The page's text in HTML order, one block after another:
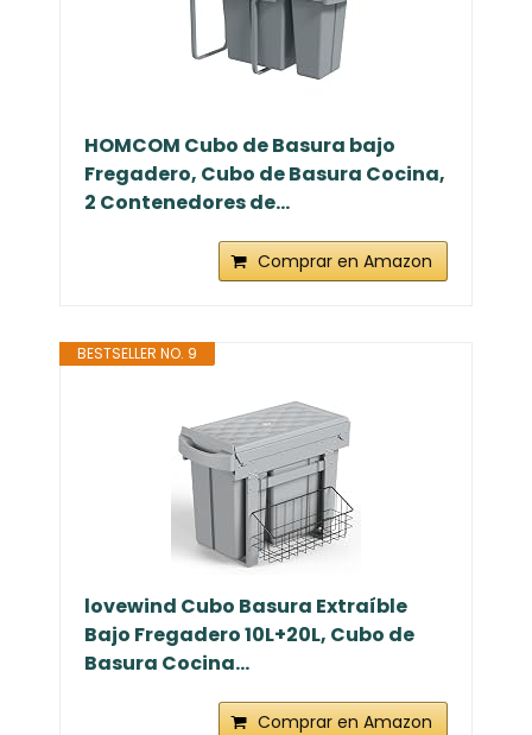
HOMCOM Cubo de Basura bajo
Fregadero, Cubo de Basura Cocina,
2 Contenedores de...
Comprar en Amazon
BESTSELLER NO. 9
lovewind Cubo Basura Extraíble
Bajo Fregadero 10L+20L, Cubo de
Basura Cocina...
Comprar en Amazon